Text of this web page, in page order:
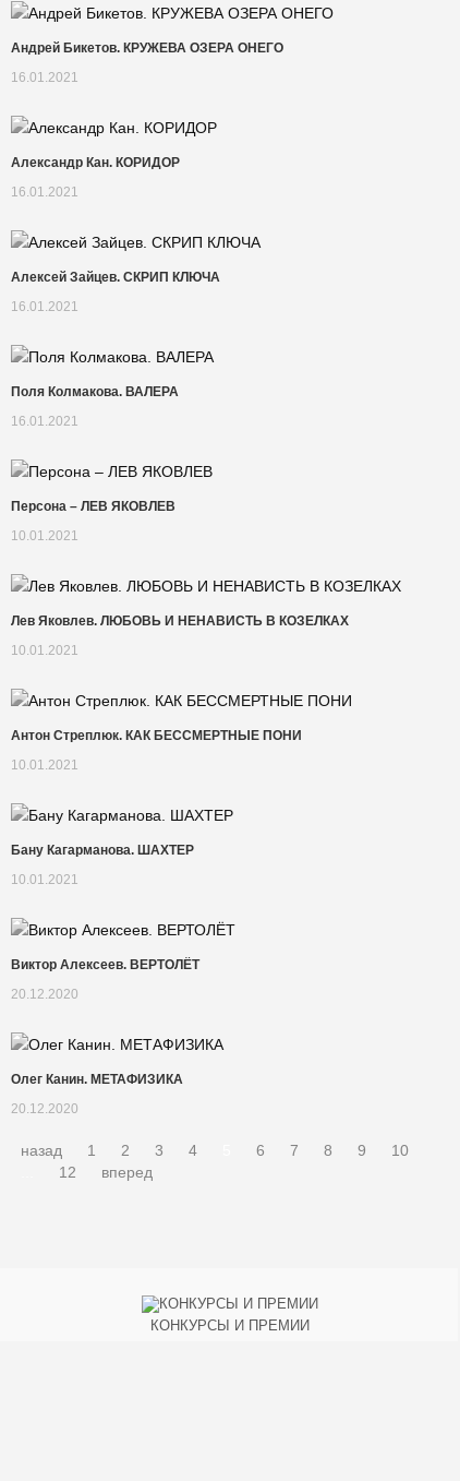
Андрей Бикетов. КРУЖЕВА ОЗЕРА ОНЕГО
16.01.2021
Александр Кан. КОРИДОР
16.01.2021
Алексей Зайцев. СКРИП КЛЮЧА
16.01.2021
Поля Колмакова. ВАЛЕРА
16.01.2021
Персона – ЛЕВ ЯКОВЛЕВ
10.01.2021
Лев Яковлев. ЛЮБОВЬ И НЕНАВИСТЬ В КОЗЕЛКАХ
10.01.2021
Антон Стреплюк. КАК БЕССМЕРТНЫЕ ПОНИ
10.01.2021
Бану Кагарманова. ШАХТЕР
10.01.2021
Виктор Алексеев. ВЕРТОЛЁТ
20.12.2020
Олег Канин. МЕТАФИЗИКА
20.12.2020
назад 1 2 3 4 6 7 8 9
10
12 вперед
КОНКУРСЫ И ПРЕМИИ